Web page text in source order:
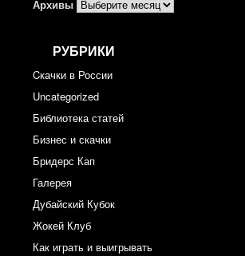
Архивы
РУБРИКИ
Cкачки в России
Uncategorized
Библиотека статей
Бизнес и скачки
Бридерс Кап
Галерея
Дубайский Кубок
Жокей Клуб
Как играть и выигрывать